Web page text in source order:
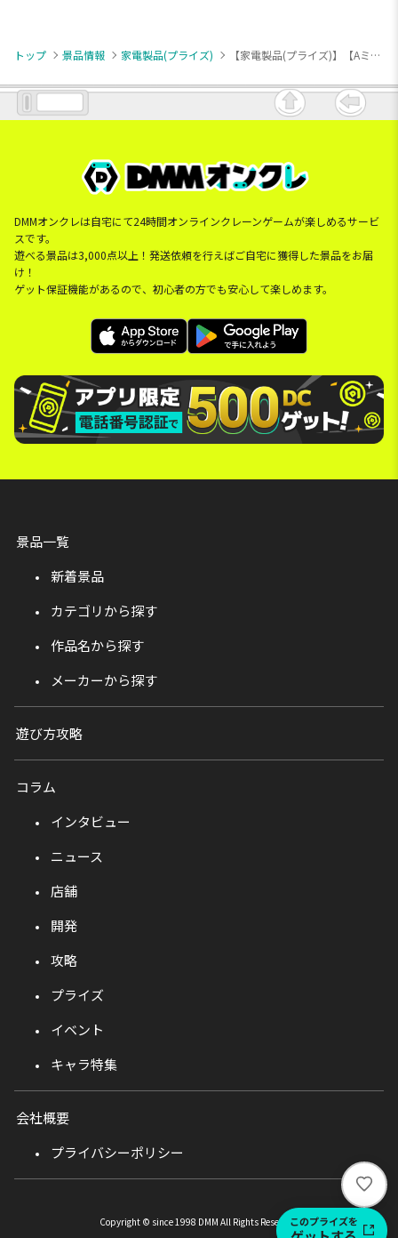
トップ 景品情報 家電製品(プライズ) 【家電製品(プライズ)】【Aミルク】ノイズキャンセルヘッドホン Quiet
DMMオンクレは自宅にて24時間オンラインクレーンゲームが楽しめるサービ
スです。
遊べる景品は3,000点以上！発送依頼を行えばご自宅に獲得した景品をお届
け！
ゲット保証機能があるので、初心者の方でも安心して楽しめます。
い
い
このプライズを
景品一覧
新着景品
カテゴリから探す
作品名から探す
メーカーから探す
遊び方攻略
コラム
インタビュー
ニュース
店舗
開発
攻略
プライズ
イベント
キャラ特集
会社概要
プライバシーポリシー
Copyright © since 1998 DMM All Rights Reserved.